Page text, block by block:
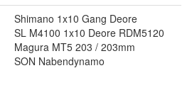
Shimano 1x10 Gang Deore
SL M4100 1x10 Deore RDM5120
Magura MT5 203 / 203mm
SON Nabendynamo